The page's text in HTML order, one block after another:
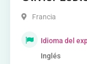
Francia
Idioma del
Inglés